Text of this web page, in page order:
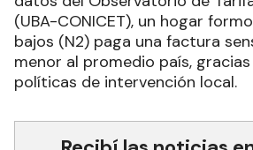
(UBA-CONICET), un hogar
bajos (N2) paga una factura
menor al promedio país,
políticas de intervención local.